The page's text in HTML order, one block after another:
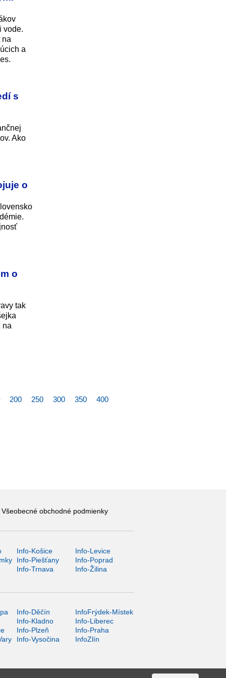
vode.
na
a
s
Ako
o
o
tak
na
200 250 300 350 400
Všeobecné obchodné podmienky
Info-Košice
Info-Levice
Info-Piešťany
Info-Poprad
Info-Trnava Info-Žilina
Info-Děčín
InfoFrýdek-Místek
Info-Kladno
Info-Liberec
Info-Plzeň
Info-Praha
Info-Vysočina InfoZlín